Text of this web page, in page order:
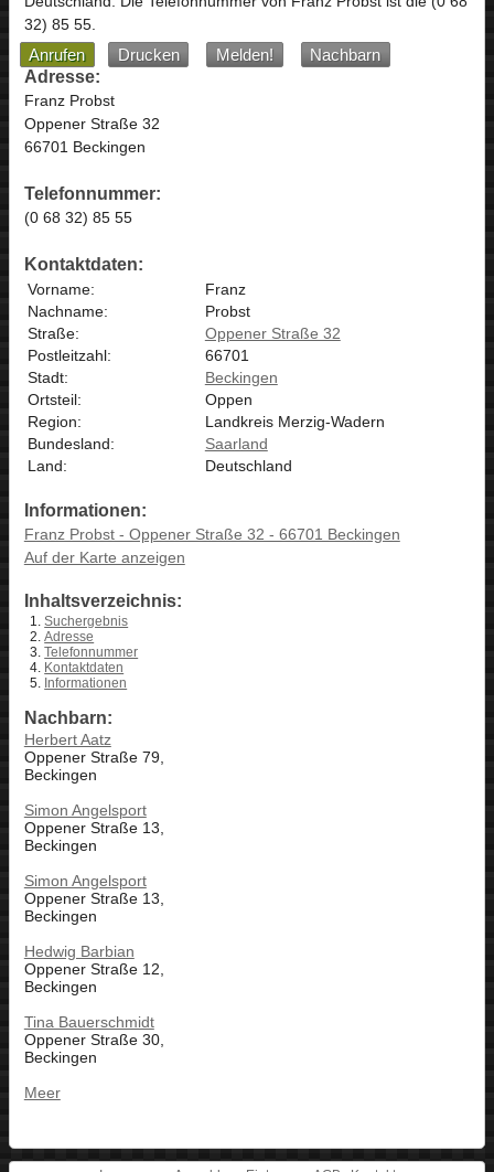
32) 85 55.
Anrufen Drucken Melden!
Nachbarn
Adresse:
Franz Probst
Oppener Straße 32
66701 Beckingen
Telefonnummer:
(0 68 32) 85 55
Kontaktdaten:
Vorname:
Franz
Nachname:
Probst
Straße:
Oppener Straße 32
Postleitzahl:
66701
Stadt:
Beckingen
Ortsteil:
Oppen
Region:
Landkreis Merzig-Wadern
Bundesland:
Saarland
Land:
Deutschland
Informationen:
Franz Probst - Oppener Straße 32 - 66701 Beckingen
Auf der Karte anzeigen
Inhaltsverzeichnis:
Suchergebnis
Adresse
Telefonnummer
Kontaktdaten
Informationen
Nachbarn:
Herbert Aatz
Oppener Straße 79,
Beckingen
Simon Angelsport
Oppener Straße 13,
Beckingen
Simon Angelsport
Oppener Straße 13,
Beckingen
Hedwig Barbian
Oppener Straße 12,
Beckingen
Tina Bauerschmidt
Oppener Straße 30,
Beckingen
Meer